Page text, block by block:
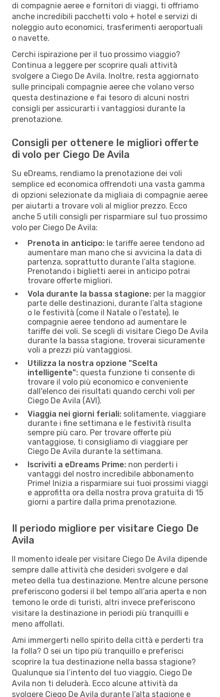
di compagnie aeree e fornitori di viaggi, ti offriamo
anche incredibili pacchetti volo + hotel e servizi di
noleggio auto economici, trasferimenti aeroportuali
o navette.
Cerchi ispirazione per il tuo prossimo viaggio?
Continua a leggere per scoprire quali attività
svolgere a Ciego De Avila. Inoltre, resta aggiornato
sulle principali compagnie aeree che volano verso
questa destinazione e fai tesoro di alcuni nostri
consigli per assicurarti i vantaggiosi durante la
prenotazione.
Consigli per ottenere le migliori offerte
di volo per Ciego De Avila
Su eDreams, rendiamo la prenotazione dei voli
semplice ed economica offrendoti una vasta gamma
di opzioni selezionate da migliaia di compagnie aeree
per aiutarti a trovare voli al miglior prezzo. Ecco
anche 5 utili consigli per risparmiare sul tuo prossimo
volo per Ciego De Avila:
Prenota in anticipo: le tariffe aeree tendono ad
aumentare man mano che si avvicina la data di
partenza, soprattutto durante l’alta stagione.
Prenotando i biglietti aerei in anticipo potrai
trovare offerte migliori.
Vola durante la bassa stagione: per la maggior
parte delle destinazioni, durante l’alta stagione
o le festività (come il Natale o l'estate), le
compagnie aeree tendono ad aumentare le
tariffe dei voli. Se scegli di visitare Ciego De Avila
durante la bassa stagione, troverai sicuramente
voli a prezzi più vantaggiosi.
Utilizza la nostra opzione "Scelta
intelligente": questa funzione ti consente di
trovare il volo più economico e conveniente
dall'elenco dei risultati quando cerchi voli per
Ciego De Avila (AVI).
Viaggia nei giorni feriali: solitamente, viaggiare
durante i fine settimana e le festività risulta
sempre più caro. Per trovare offerte più
vantaggiose, ti consigliamo di viaggiare per
Ciego De Avila durante la settimana.
Iscriviti a eDreams Prime: non perderti i
vantaggi del nostro incredibile abbonamento
Prime! Inizia a risparmiare sui tuoi prossimi viaggi
e approfitta ora della nostra prova gratuita di 15
giorni a partire dalla prima prenotazione.
Il periodo migliore per visitare Ciego De
Avila
Il momento ideale per visitare Ciego De Avila dipende
sempre dalle attività che desideri svolgere e dal
meteo della tua destinazione. Mentre alcune persone
preferiscono godersi il bel tempo all’aria aperta e non
temono le orde di turisti, altri invece preferiscono
visitare la destinazione in periodi più tranquilli e
meno affollati.
Ami immergerti nello spirito della città e perderti tra
la folla? O sei un tipo più tranquillo e preferisci
scoprire la tua destinazione nella bassa stagione?
Qualunque sia l’intento del tuo viaggio, Ciego De
Avila non ti deluderà. Ecco alcune attività da
svolgere Ciego De Avila durante l’alta stagione e